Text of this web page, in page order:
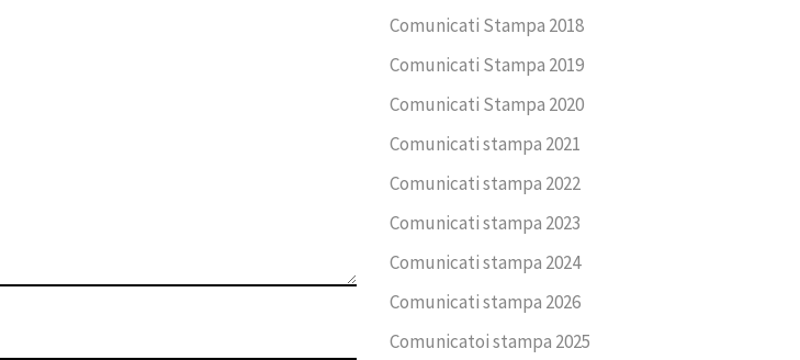
Comunicati Stampa 2018
Comunicati Stampa 2019
Comunicati Stampa 2020
Comunicati stampa 2021
Comunicati stampa 2022
Comunicati stampa 2023
Comunicati stampa 2024
Comunicati stampa 2026
Comunicatoi stampa 2025